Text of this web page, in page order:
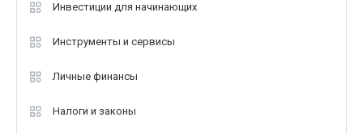
Инвестиции для начинающих
Инструменты и сервисы
Личные финансы
Налоги и законы